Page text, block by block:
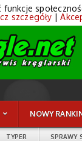
NOWY
TYPER SPRAWY
szczegóły |